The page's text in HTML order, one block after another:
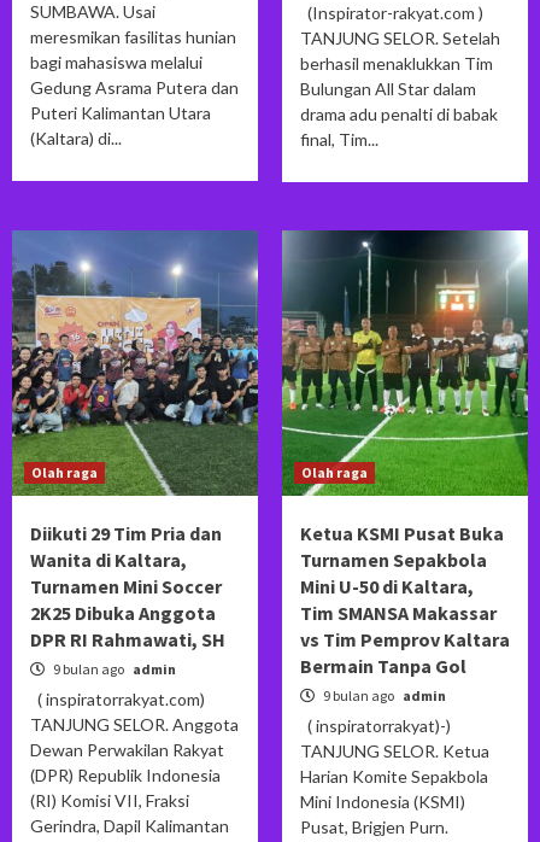
SUMBAWA. Usai
meresmikan fasilitas hunian
bagi mahasiswa melalui
Gedung Asrama Putera dan
Puteri Kalimantan Utara
(Kaltara) di...
(Inspirator-rakyat.com )
TANJUNG SELOR. Setelah
berhasil menaklukkan Tim
Bulungan All Star dalam
drama adu penalti di babak
final, Tim...
Olah raga
Diikuti 29 Tim Pria dan
Wanita di Kaltara,
Turnamen Mini Soccer
2K25 Dibuka Anggota
DPR RI Rahmawati, SH
9 bulan ago admin
( inspiratorrakyat.com)
TANJUNG SELOR. Anggota
Dewan Perwakilan Rakyat
(DPR) Republik Indonesia
(RI) Komisi VII, Fraksi
Gerindra, Dapil Kalimantan
Olah raga
Ketua KSMI Pusat Buka
Turnamen Sepakbola
Mini U-50 di Kaltara,
Tim SMANSA Makassar
vs Tim Pemprov Kaltara
Bermain Tanpa Gol
9 bulan ago admin
( inspiratorrakyat)-)
TANJUNG SELOR. Ketua
Harian Komite Sepakbola
Mini Indonesia (KSMI)
Pusat, Brigjen Purn.